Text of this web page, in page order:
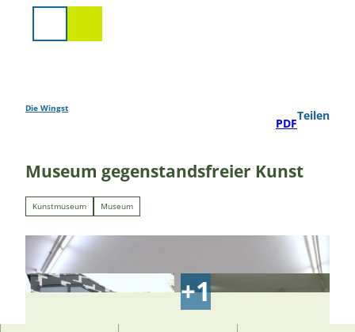
Die Wingst
PDF
Teilen
Museum gegenstandsfreier Kunst
Kunstmuseum Museum